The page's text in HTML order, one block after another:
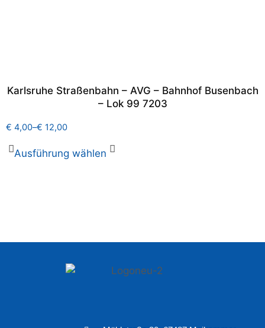
Karlsruhe Straßenbahn – AVG – Bahnhof Busenbach
– Lok 99 7203
€ 4,00–€ 12,00
Ausführung wählen